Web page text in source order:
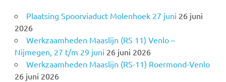
Plaatsing Spoorviaduct Molenhoek 27 juni 26 juni
2026
Werkzaamheden Maaslijn (RS 11) Venlo –
Nijmegen, 27 t/m 29 juni 26 juni 2026
Werkzaamheden Maaslijn (RS-11) Roermond-Venlo
26 juni 2026